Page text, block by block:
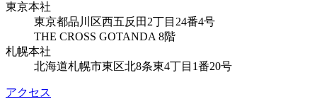
東京本社
東京都品川区西五反田2丁目24番4号
THE CROSS GOTANDA 8階
札幌本社
北海道札幌市東区北8条東4丁目1番20号
アクセス